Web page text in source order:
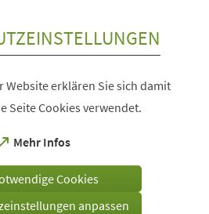
Website erklären Sie sich damit
Seite Cookies verwendet.
Mehr Infos
(Öffnet
einem
Cookies
anpassen